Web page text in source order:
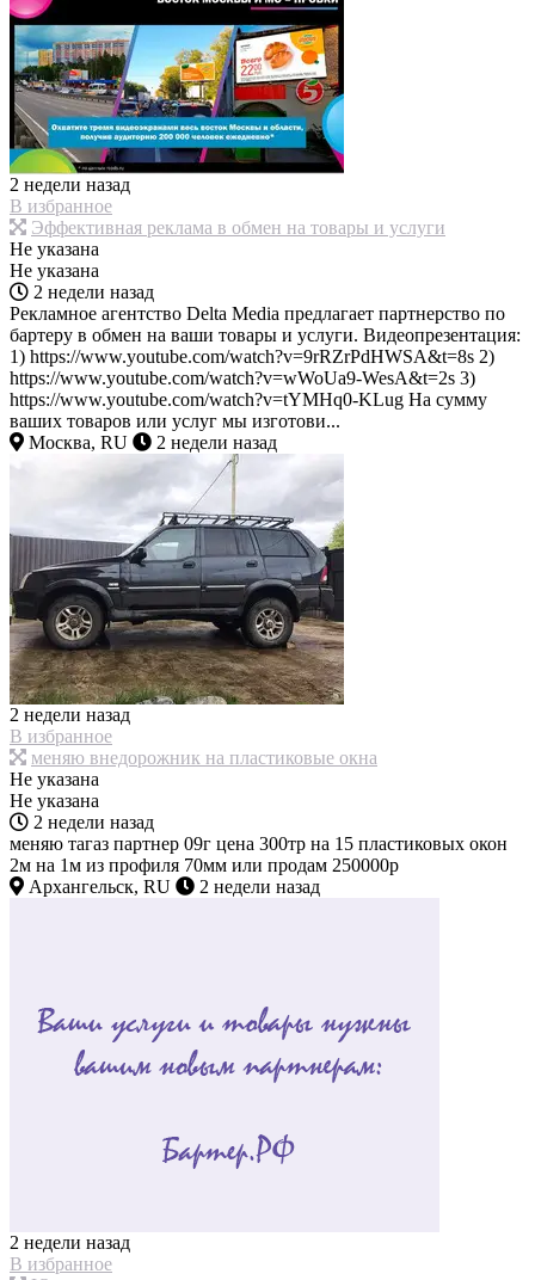
2 недели назад
В избранное
Эффективная реклама в обмен на товары и услуги
Не указана
Не указана
2 недели назад
Рекламное агентство Delta Media предлагает партнерство по
бартеру в обмен на ваши товары и услуги. Видеопрезентация:
1) https://www.youtube.com/watch?v=9rRZrPdHWSA&t=8s 2)
https://www.youtube.com/watch?v=wWoUa9-WesA&t=2s 3)
https://www.youtube.com/watch?v=tYMHq0-KLug На сумму
ваших товаров или услуг мы изготови...
Москва, RU
2 недели назад
2 недели назад
В избранное
меняю внедорожник на пластиковые окна
Не указана
Не указана
2 недели назад
меняю тагаз партнер 09г цена 300тр на 15 пластиковых окон
2м на 1м из профиля 70мм или продам 250000р
Архангельск, RU
2 недели назад
2 недели назад
В избранное